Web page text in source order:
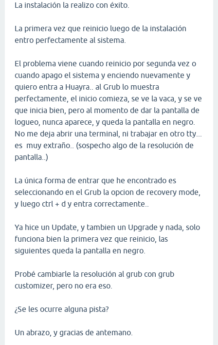
La instalación la realizo con éxito.
La primera vez que reinicio luego de la instalación
entro perfectamente al sistema.
El problema viene cuando reinicio por segunda vez o
cuando apago el sistema y enciendo nuevamente y
quiero entra a Huayra.. al Grub lo muestra
perfectamente, el inicio comieza, se ve la vaca, y se ve
que inicia bien, pero al momento de dar la pantalla de
logueo, nunca aparece, y queda la pantalla en negro.
No me deja abrir una terminal, ni trabajar en otro tty...
es muy extraño.. (sospecho algo de la resolución de
pantalla..)
La única forma de entrar que he encontrado es
seleccionando en el Grub la opcion de recovery mode,
y luego ctrl + d y entra correctamente..
Ya hice un Update, y tambien un Upgrade y nada, solo
funciona bien la primera vez que reinicio, las
siguientes queda la pantalla en negro.
Probé cambiarle la resolución al grub con grub
customizer, pero no era eso.
¿Se les ocurre alguna pista?
Un abrazo, y gracias de antemano.